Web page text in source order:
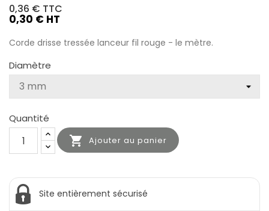
0,36 € TTC
0,30 € HT
Corde drisse tressée lanceur fil rouge - le mètre.
Diamètre
Quantité
 Ajouter au panier
Site entièrement sécurisé